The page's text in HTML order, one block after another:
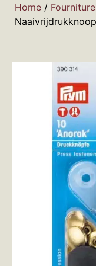
Home /